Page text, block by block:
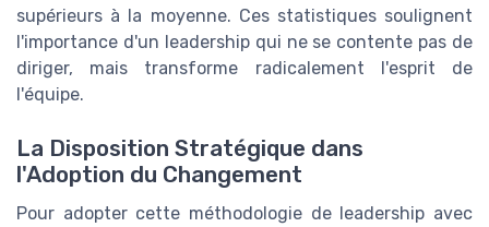
supérieurs à la moyenne. Ces statistiques soulignent
l'importance d'un leadership qui ne se contente pas de
diriger, mais transforme radicalement l'esprit de
l'équipe.
La Disposition Stratégique dans
l'Adoption du Changement
Pour adopter cette méthodologie de leadership avec